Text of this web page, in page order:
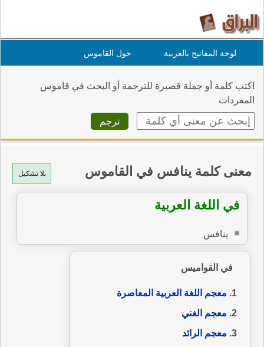
لوحة المفاتيح بالعربية حول القاموس
اكتب كلمة أو جملة قصيرة للترجمة أو البحث في قاموس
المفردات
بلا تشكيل معنى كلمة ينافس في القاموس
في اللغة العربية
ينافس
في القواميس
معجم اللغة العربية المعاصرة
معجم الغني
معجم الرائد